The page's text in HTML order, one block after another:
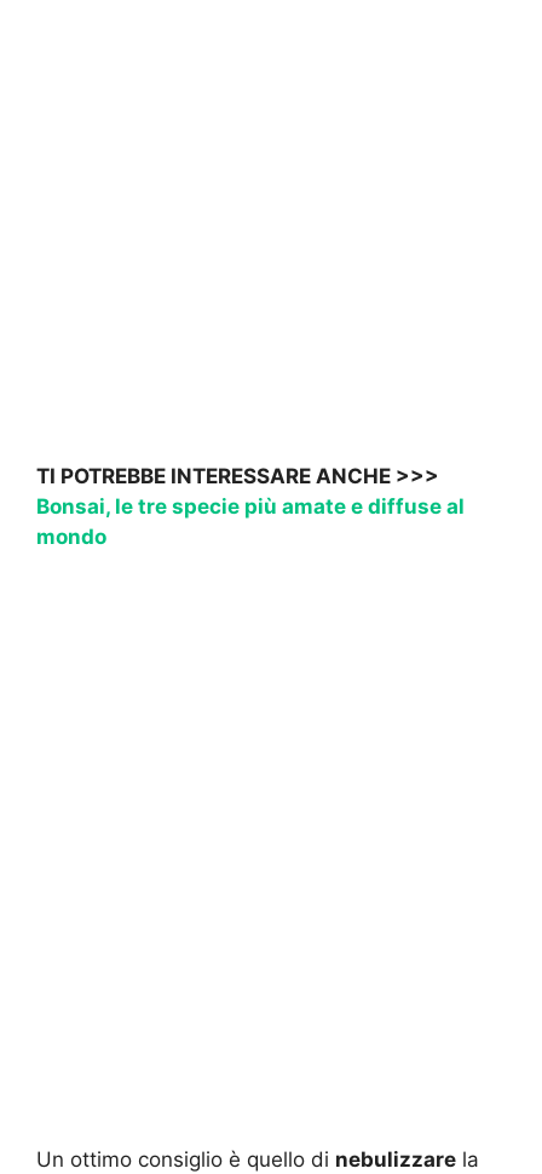
TI POTREBBE INTERESSARE ANCHE >>>
Bonsai, le tre specie più amate e diffuse al
mondo
Un ottimo consiglio è quello di nebulizzare la